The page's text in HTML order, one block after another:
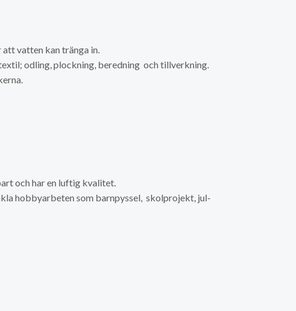
att vatten kan tränga in.
odling, plockning, beredning och tillverkning.
och har en luftig kvalitet.
hobbyarbeten som barnpyssel, skolprojekt, jul-